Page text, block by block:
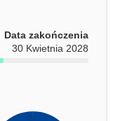
Data zakończenia
30 Kwietnia 2028